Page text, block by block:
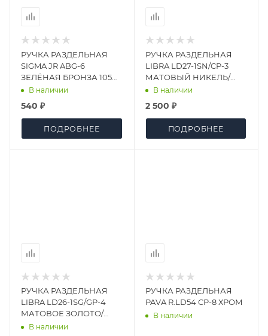
РУЧКА РАЗДЕЛЬНАЯ
SIGMA JR ABG-6
ЗЕЛЁНАЯ БРОНЗА 105
ММВ наличии
540 ₽
ПОДРОБНЕЕ
РУЧКА РАЗДЕЛЬНАЯ
LIBRA LD27-1SN/CP-3
МАТОВЫЙ НИКЕЛЬ/
ХРОМ
В наличии
2 500 ₽
ПОДРОБНЕЕ
РУЧКА РАЗДЕЛЬНАЯ
LIBRA LD26-1SG/GP-4
МАТОВОЕ ЗОЛОТО/
ЗОЛОТО
В наличии
РУЧКА РАЗДЕЛЬНАЯ
PAVA R.LD54 CP-8 ХРОМ
В наличии